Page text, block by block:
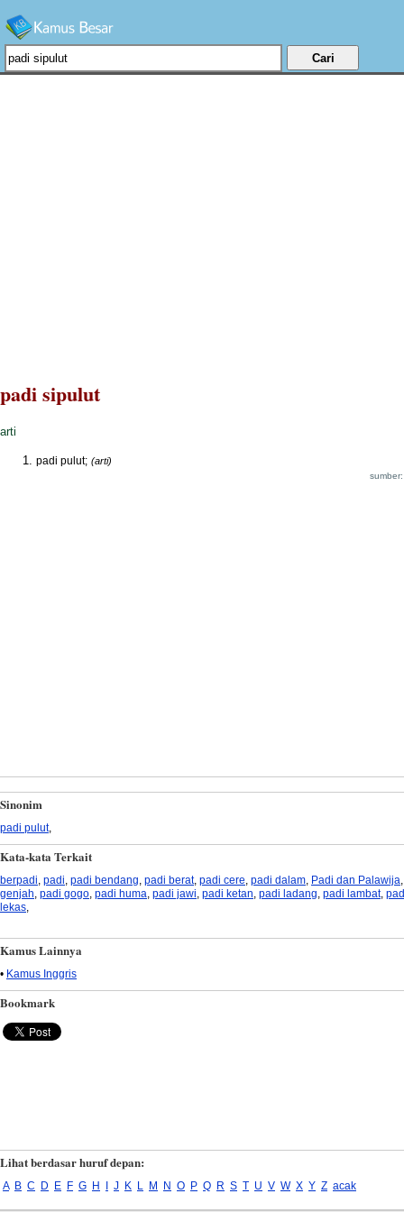
padi sipulut
arti
padi pulut; (arti)
Sinonim
padi pulut,
Kata-kata Terkait
berpadi, padi, padi bendang, padi berat, padi cere, padi dalam, Padi dan Palawija
genjah, padi gogo, padi huma, padi jawi, padi ketan, padi ladang, padi lambat,
lekas,
Kamus Lainnya
• Kamus Inggris
Bookmark
Lihat berdasar huruf depan:
A B C D E F G H I J K L M N O P Q R S T U V W X Y Z acak